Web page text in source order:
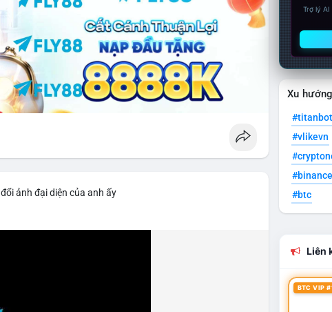
ảnh đại diện của anh ấy
Trợ lý
Xu
#titanbot
#vlikevn
#btc
Liên
BTC VIP